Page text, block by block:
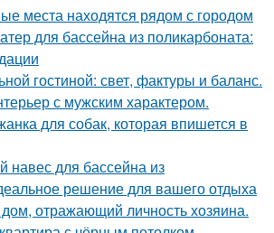
места находятся рядом с городом
для бассейна из поликарбоната:
гостиной: свет, фактуры и баланс.
с мужским характером.
для собак, которая впишется в
навес для бассейна из
решение для вашего отдыха
отражающий личность хозяина.